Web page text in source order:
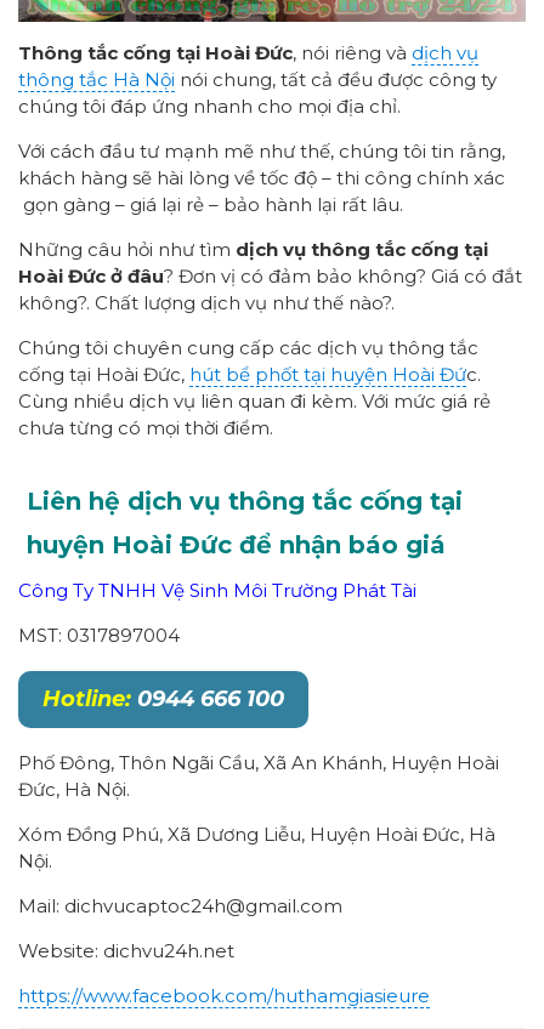
Thông tắc cống tại Hoài Đức, nói riêng và dịch vụ
thông tắc Hà Nội nói chung, tất cả đều được công ty
chúng tôi đáp ứng nhanh cho mọi địa chỉ.
Với cách đầu tư mạnh mẽ như thế, chúng tôi tin rằng,
khách hàng sẽ hài lòng về tốc độ – thi công chính xác
gọn gàng – giá lại rẻ – bảo hành lại rất lâu.
Những câu hỏi như tìm dịch vụ thông tắc cống tại
Hoài Đức ở đâu? Đơn vị có đảm bảo không? Giá có đắt
không?. Chất lượng dịch vụ như thế nào?.
Chúng tôi chuyên cung cấp các dịch vụ thông tắc
cống tại Hoài Đức, hút bể phốt tại huyện Hoài Đức.
Cùng nhiều dịch vụ liên quan đi kèm. Với mức giá rẻ
chưa từng có mọi thời điểm.
Liên hệ dịch vụ thông tắc cống tại
huyện Hoài Đức để nhận báo giá
Công Ty TNHH Vệ Sinh Môi Trường Phát Tài
MST: 0317897004
Hotline: 0944 666 100
Phố Đông, Thôn Ngãi Cầu, Xã An Khánh, Huyện Hoài
Đức, Hà Nội.
Xóm Đồng Phú, Xã Dương Liễu, Huyện Hoài Đức, Hà
Nội.
Mail: dichvucaptoc24h@gmail.com
Website: dichvu24h.net
https://www.facebook.com/huthamgiasieure